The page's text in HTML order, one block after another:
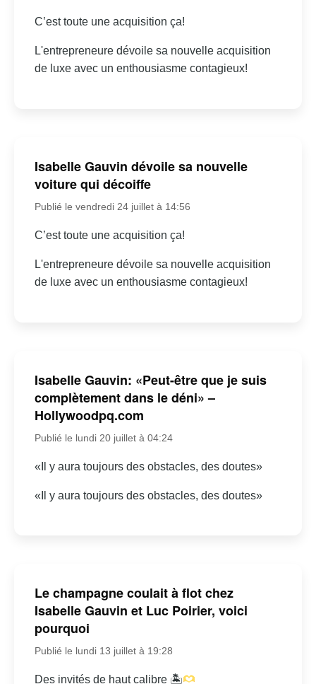
C’est toute une acquisition ça!
L'entrepreneure dévoile sa nouvelle acquisition
de luxe avec un enthousiasme contagieux!
Isabelle Gauvin dévoile sa nouvelle
voiture qui décoiffe
Publié le vendredi 24 juillet à 14:56
C’est toute une acquisition ça!
L'entrepreneure dévoile sa nouvelle acquisition
de luxe avec un enthousiasme contagieux!
Isabelle Gauvin: «Peut-être que je suis
complètement dans le déni» –
Hollywoodpq.com
Publié le lundi 20 juillet à 04:24
«Il y aura toujours des obstacles, des doutes»
«Il y aura toujours des obstacles, des doutes»
Le champagne coulait à flot chez
Isabelle Gauvin et Luc Poirier, voici
pourquoi
Publié le lundi 13 juillet à 19:28
Des invités de haut calibre 🏝